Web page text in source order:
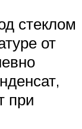
стеклом
от
при